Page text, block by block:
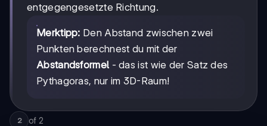
entgegengesetzte Richtung.
Merktipp: Den Abstand zwischen zwei
Punkten berechnest du mit der
Abstandsformel - das ist wie der Satz des
Pythagoras, nur im 3D-Raum!
2 of 2